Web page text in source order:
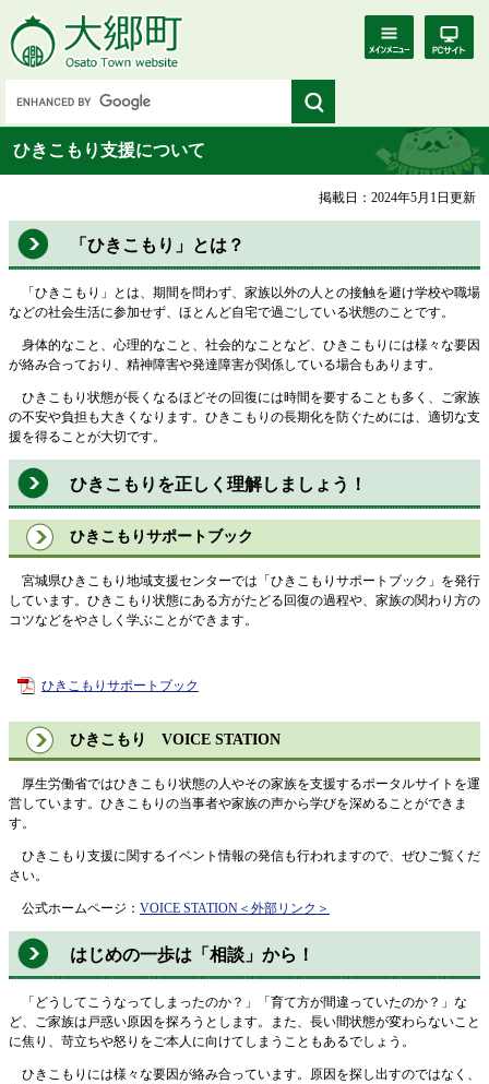
ひきこもり支援について
掲載日：2024年5月1日更新
「ひきこもり」とは？
「ひきこもり」とは、期間を問わず、家族以外の人との接触を避け学校や職場
などの社会生活に参加せず、ほとんど自宅で過ごしている状態のことです。
身体的なこと、心理的なこと、社会的なことなど、ひきこもりには様々な要因
が絡み合っており、精神障害や発達障害が関係している場合もあります。
ひきこもり状態が長くなるほどその回復には時間を要することも多く、ご家族
の不安や負担も大きくなります。ひきこもりの長期化を防ぐためには、適切な支
援を得ることが大切です。
ひきこもりを正しく理解しましょう！
ひきこもりサポートブック
宮城県ひきこもり地域支援センターでは「ひきこもりサポートブック」を発行
しています。ひきこもり状態にある方がたどる回復の過程や、家族の関わり方の
コツなどをやさしく学ぶことができます。
ひきこもりサポートブック
ひきこもり VOICE STATION
厚生労働省ではひきこもり状態の人やその家族を支援するポータルサイトを運
営しています。ひきこもりの当事者や家族の声から学びを深めることができま
す。
ひきこもり支援に関するイベント情報の発信も行われますので、ぜひご覧くだ
さい。
公式ホームページ： VOICE STATION ＜外部リンク＞
はじめの一歩は「相談」から！
「どうしてこうなってしまったのか？」「育て方が間違っていたのか？」な
ど、ご家族は戸惑い原因を探ろうとします。また、長い間状態が変わらないこと
に焦り、苛立ちや怒りをご本人に向けてしまうこともあるでしょう。
ひきこもりには様々な要因が絡み合っています。原因を探し出すのではなく、